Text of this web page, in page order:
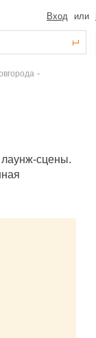
Вход или
-
лаунж-сцены.